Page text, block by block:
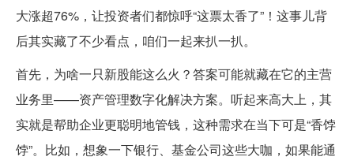
大涨超76%，让投资者们都惊呼“这票太香了”！这事儿背
后其实藏了不少看点，咱们一起来扒一扒。
首先，为啥一只新股能这么火？答案可能就藏在它的主营
业务里——资产管理数字化解决方案。听起来高大上，其
实就是帮助企业更聪明地管钱，这种需求在当下可是“香饽
饽”。比如，想象一下银行、基金公司这些大咖，如果能通